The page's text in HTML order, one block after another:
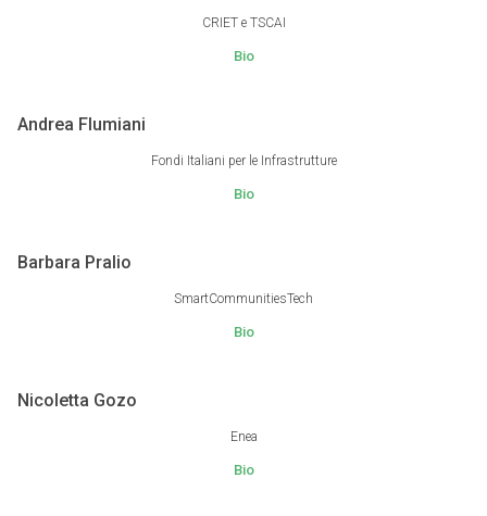
CRIET e TSCAI
Bio
Andrea Flumiani
Fondi Italiani per le Infrastrutture
Bio
Barbara Pralio
SmartCommunitiesTech
Bio
Nicoletta Gozo
Enea
Bio